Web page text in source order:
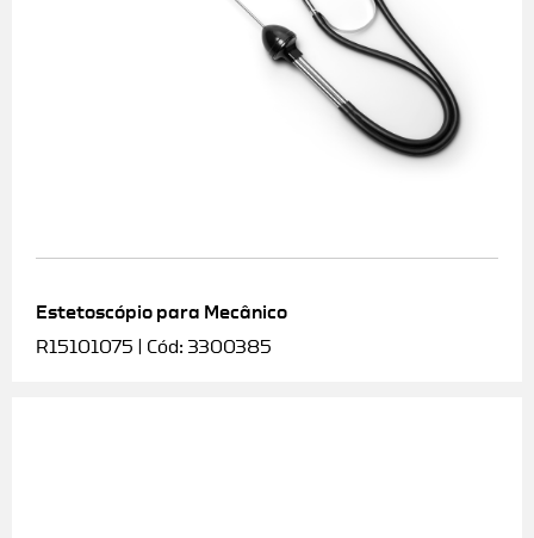
Estetoscópio para Mecânico
R15101075 | Cód: 3300385